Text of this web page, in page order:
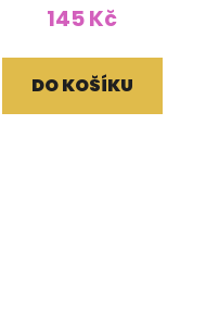
145 Kč
DO KOŠÍKU